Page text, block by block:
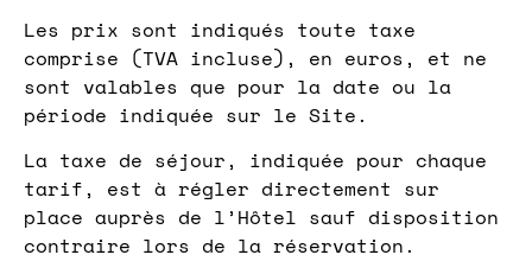
Les prix sont indiqués toute taxe
comprise (TVA incluse), en euros, et ne
sont valables que pour la date ou la
période indiquée sur le Site.
La taxe de séjour, indiquée pour chaque
tarif, est à régler directement sur
place auprès de l’Hôtel sauf disposition
contraire lors de la réservation.